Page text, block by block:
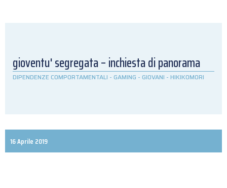
gioventu' segregata – inchiesta di panorama
DIPENDENZE COMPORTAMENTALI - GAMING - GIOVANI - HIKIKOMORI
16 Aprile 2019